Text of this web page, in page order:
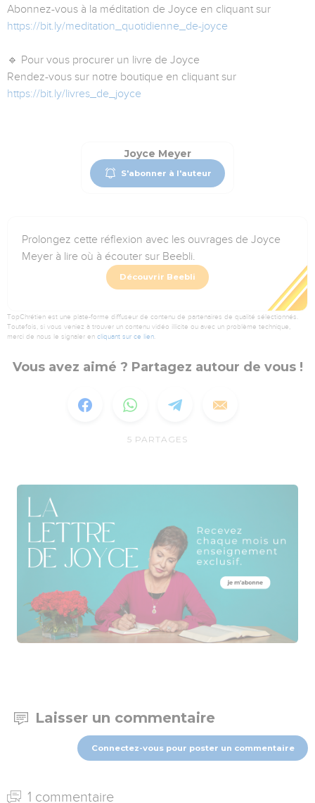
Abonnez-vous à la méditation de Joyce en cliquant sur
https://bit.ly/meditation_quotidienne_de-joyce
🔹 Pour vous procurer un livre de Joyce
Rendez-vous sur notre boutique en cliquant sur
https://bit.ly/livres_de_joyce
Joyce Meyer
S'abonner à l'auteur
Prolongez cette réflexion avec les ouvrages de Joyce
Meyer à lire où à écouter sur Beebli.
Découvrir Beebli
TopChrétien est une plate-forme diffuseur de contenu de partenaires de qualité sélectionnés.
Toutefois, si vous veniez à trouver un contenu vidéo illicite ou avec un problème technique,
merci de nous le signaler en cliquant sur ce lien.
Vous avez aimé ? Partagez autour de vous !
5 PARTAGES
Laisser un commentaire
Connectez-vous pour poster un commentaire
1 commentaire